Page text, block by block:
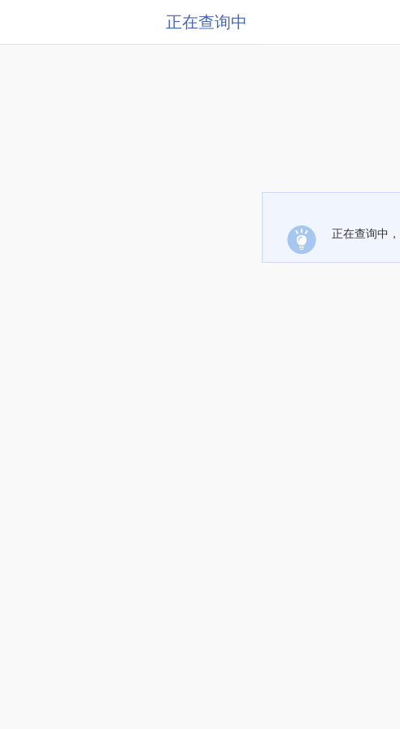
正在查询中
正在查询中